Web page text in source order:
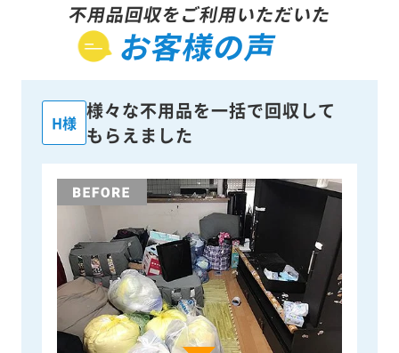
不用品回収をご利用いただいた
お客様の声
H様
様々な不用品を一括で回収して
もらえました